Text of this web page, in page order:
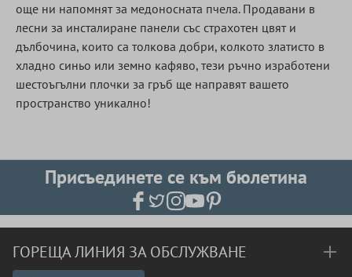
още ни напомнят за медоносната пчела. Продавани в
лесни за инсталиране панели със страхотен цвят и
дълбочина, които са толкова добри, колкото златисто в
хладно синьо или земно кафяво, тези ръчно изработени
шестоъгълни плочки за гръб ще направят вашето
пространство уникално!
Присъединете се към бюлетина
ГОРЕЩА ЛИНИЯ ЗА ОБСЛУЖВАНЕ